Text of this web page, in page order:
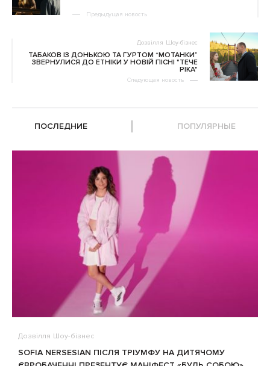
Предыдущая новость
Дозвілля Шоу-бізнес
ТАБАКОВ ІЗ ДОНЬКОЮ ТА ГУРТОМ “МОТАНКИ”
ЗВЕРНУЛИСЯ ДО ЕТНІКИ У НОВІЙ ПІСНІ "ТЕЧЕ
РІКА"
Следующая новость
ПОСЛЕДНИЕ ПОПУЛЯРНЫЕ
Дозвілля Шоу-бізнес
SOFIA NERSESIAN ПІСЛЯ ТРІУМФУ НА ДИТЯЧОМУ